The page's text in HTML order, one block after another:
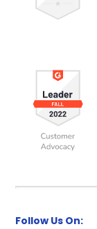
Follow Us On: